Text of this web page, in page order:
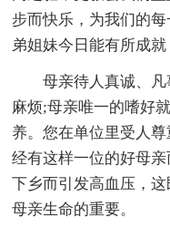
步而快乐，为我们的
弟姐妹今日能有所成
母亲待人真诚、
麻烦;母亲唯一的嗜好
养。您在单位里受人
经有这样一位的好母
下乡而引发高血压，
母亲生命的重要。